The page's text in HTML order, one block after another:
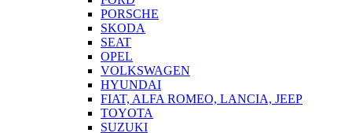
PORSCHE
SKODA
SEAT
OPEL
VOLKSWAGEN
HYUNDAI
FIAT, ALFA ROMEO, LANCIA, JEEP
TOYOTA
SUZUKI